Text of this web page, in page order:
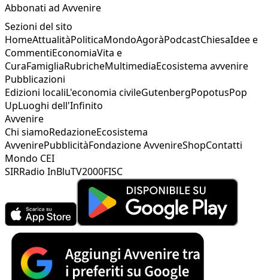
Abbonati ad Avvenire
Sezioni del sito
HomeAttualitàPoliticaMondoAgoràPodcastChiesaIdee e
CommentiEconomiaVita e
CuraFamigliaRubricheMultimediaEcosistema avvenire
Pubblicazioni
Edizioni localiL'economia civileGutenbergPopotusPop
UpLuoghi dell'Infinito
Avvenire
Chi siamoRedazioneEcosistema
AvvenirePubblicitàFondazione AvvenireShopContatti
Mondo CEI
SIRRadio InBluTV2000FISC